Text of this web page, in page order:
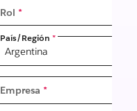
Rol *
País/Región *
Empresa *